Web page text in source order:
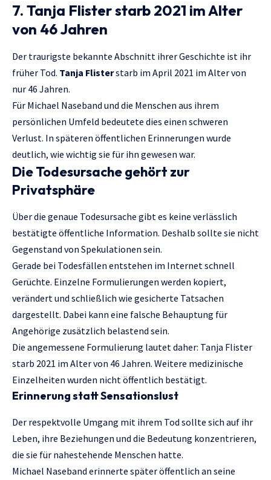
7. Tanja Flister starb 2021 im Alter
von 46 Jahren
Der traurigste bekannte Abschnitt ihrer Geschichte ist ihr
früher Tod. Tanja Flisterstarb im April 2021 im Alter von
nur 46 Jahren.
Für Michael Naseband und die Menschen aus ihrem
persönlichen Umfeld bedeutete dies einen schweren
Verlust. In späteren öffentlichen Erinnerungen wurde
deutlich, wie wichtig sie für ihn gewesen war.
Die Todesursache gehört zur
Privatsphäre
Über die genaue Todesursache gibt es keine verlässlich
bestätigte öffentliche Information. Deshalb sollte sie nicht
Gegenstand von Spekulationen sein.
Gerade bei Todesfällen entstehen im Internet schnell
Gerüchte. Einzelne Formulierungen werden kopiert,
verändert und schließlich wie gesicherte Tatsachen
dargestellt. Dabei kann eine falsche Behauptung für
Angehörige zusätzlich belastend sein.
Die angemessene Formulierung lautet daher: Tanja Flister
starb 2021 im Alter von 46 Jahren. Weitere medizinische
Einzelheiten wurden nicht öffentlich bestätigt.
Erinnerung statt Sensationslust
Der respektvolle Umgang mit ihrem Tod sollte sich auf ihr
Leben, ihre Beziehungen und die Bedeutung konzentrieren,
die sie für nahestehende Menschen hatte.
Michael Naseband erinnerte später öffentlich an seine